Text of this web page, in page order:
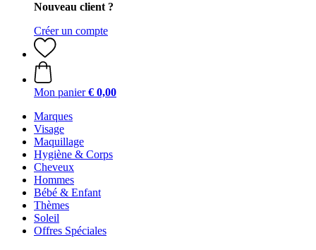
Nouveau client ?
Créer un compte
Mon panier € 0,00
Marques
Visage
Maquillage
Hygiène & Corps
Cheveux
Hommes
Bébé & Enfant
Thèmes
Soleil
Offres Spéciales